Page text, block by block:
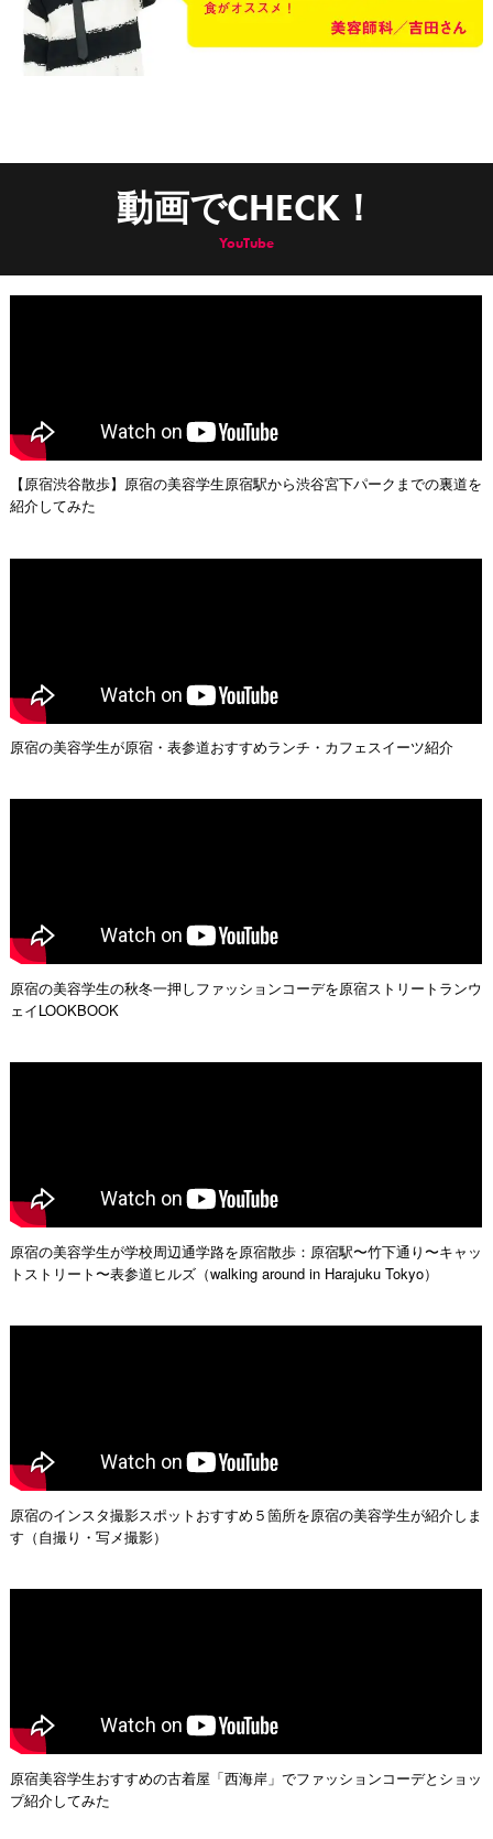
動画でCHECK！
YouTube
【原宿渋谷散歩】原宿の美容学生原宿駅から渋谷宮下パークまでの裏道を
紹介してみた
原宿の美容学生が原宿・表参道おすすめランチ・カフェスイーツ紹介
原宿の美容学生の秋冬一押しファッションコーデを原宿ストリートランウ
ェイLOOKBOOK
原宿の美容学生が学校周辺通学路を原宿散歩：原宿駅〜竹下通り〜キャッ
トストリート〜表参道ヒルズ（walking around in Harajuku Tokyo）
原宿のインスタ撮影スポットおすすめ５箇所を原宿の美容学生が紹介しま
す（自撮り・写メ撮影）
原宿美容学生おすすめの古着屋「西海岸」でファッションコーデとショッ
プ紹介してみた